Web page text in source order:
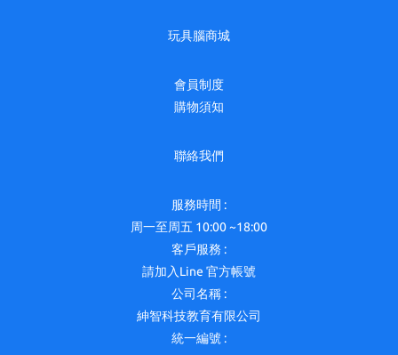
玩具腦商城
會員制度
購物須知
聯絡我們
服務時間 :
周一至周五 10:00 ~18:00
客戶服務 :
請加入Line 官方帳號
公司名稱 :
紳智科技教育有限公司
統一編號 :